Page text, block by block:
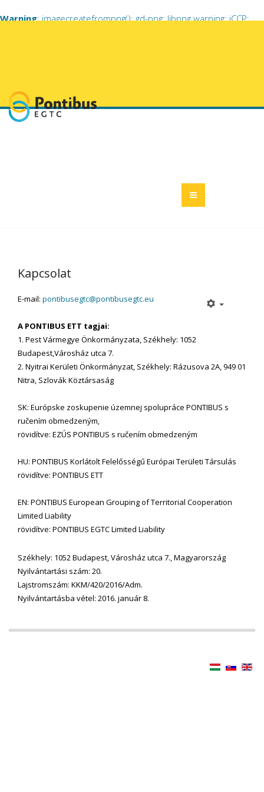
Warning: imagecreatefrompng(): gd-png: libpng warning: iCCP:
Kapcsolat
E-mail: pontibusegtc@pontibusegtc.eu
A PONTIBUS ETT tagjai:
1. Pest Vármegye Önkormányzata, Székhely: 1052
Budapest,Városház utca 7.
2. Nyitrai Kerületi Önkormányzat, Székhely: Rázusova 2A, 949 01
Nitra, Szlovák Köztársaság
SK: Európske zoskupenie územnej spolupráce PONTIBUS s
ručením obmedzeným,
rövidítve: EZÚS PONTIBUS s ručením obmedzeným
HU: PONTIBUS Korlátolt Felelősségű Európai Területi Társulás
rövidítve: PONTIBUS ETT
EN: PONTIBUS European Grouping of Territorial Cooperation
Limited Liability
rövidítve: PONTIBUS EGTC Limited Liability
Székhely: 1052 Budapest, Városház utca 7., Magyarország
Nyilvántartási szám: 20.
Lajstromszám: KKM/420/2016/Adm.
Nyilvántartásba vétel: 2016. január 8.